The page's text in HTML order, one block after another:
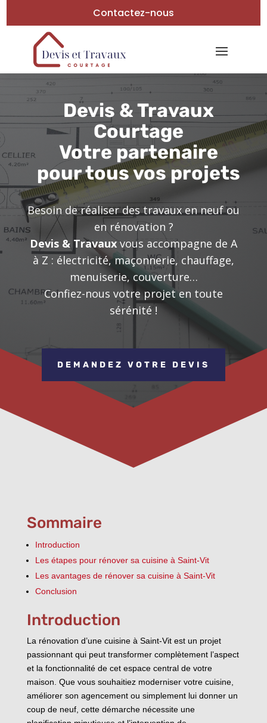
Contactez-nous
Devis & Travaux
Courtage
Votre partenaire
pour tous vos projets
Besoin de réaliser des travaux en neuf ou
en rénovation ?
Devis & Travaux vous accompagne de A
à Z : électricité, maçonnerie, chauffage,
menuiserie, couverture…
Confiez-nous votre projet en toute
sérénité !
DEMANDEZ VOTRE DEVIS
Sommaire
Introduction
Les étapes pour rénover sa cuisine à Saint-Vit
Les avantages de rénover sa cuisine à Saint-Vit
Conclusion
Introduction
La rénovation d’une cuisine à Saint-Vit est un projet
passionnant qui peut transformer complètement l’aspect
et la fonctionnalité de cet espace central de votre
maison. Que vous souhaitiez moderniser votre cuisine,
améliorer son agencement ou simplement lui donner un
coup de neuf, cette démarche nécessite une